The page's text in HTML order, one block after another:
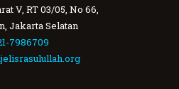
V, RT 03/05, No 66,
Jakarta Selatan
7986709